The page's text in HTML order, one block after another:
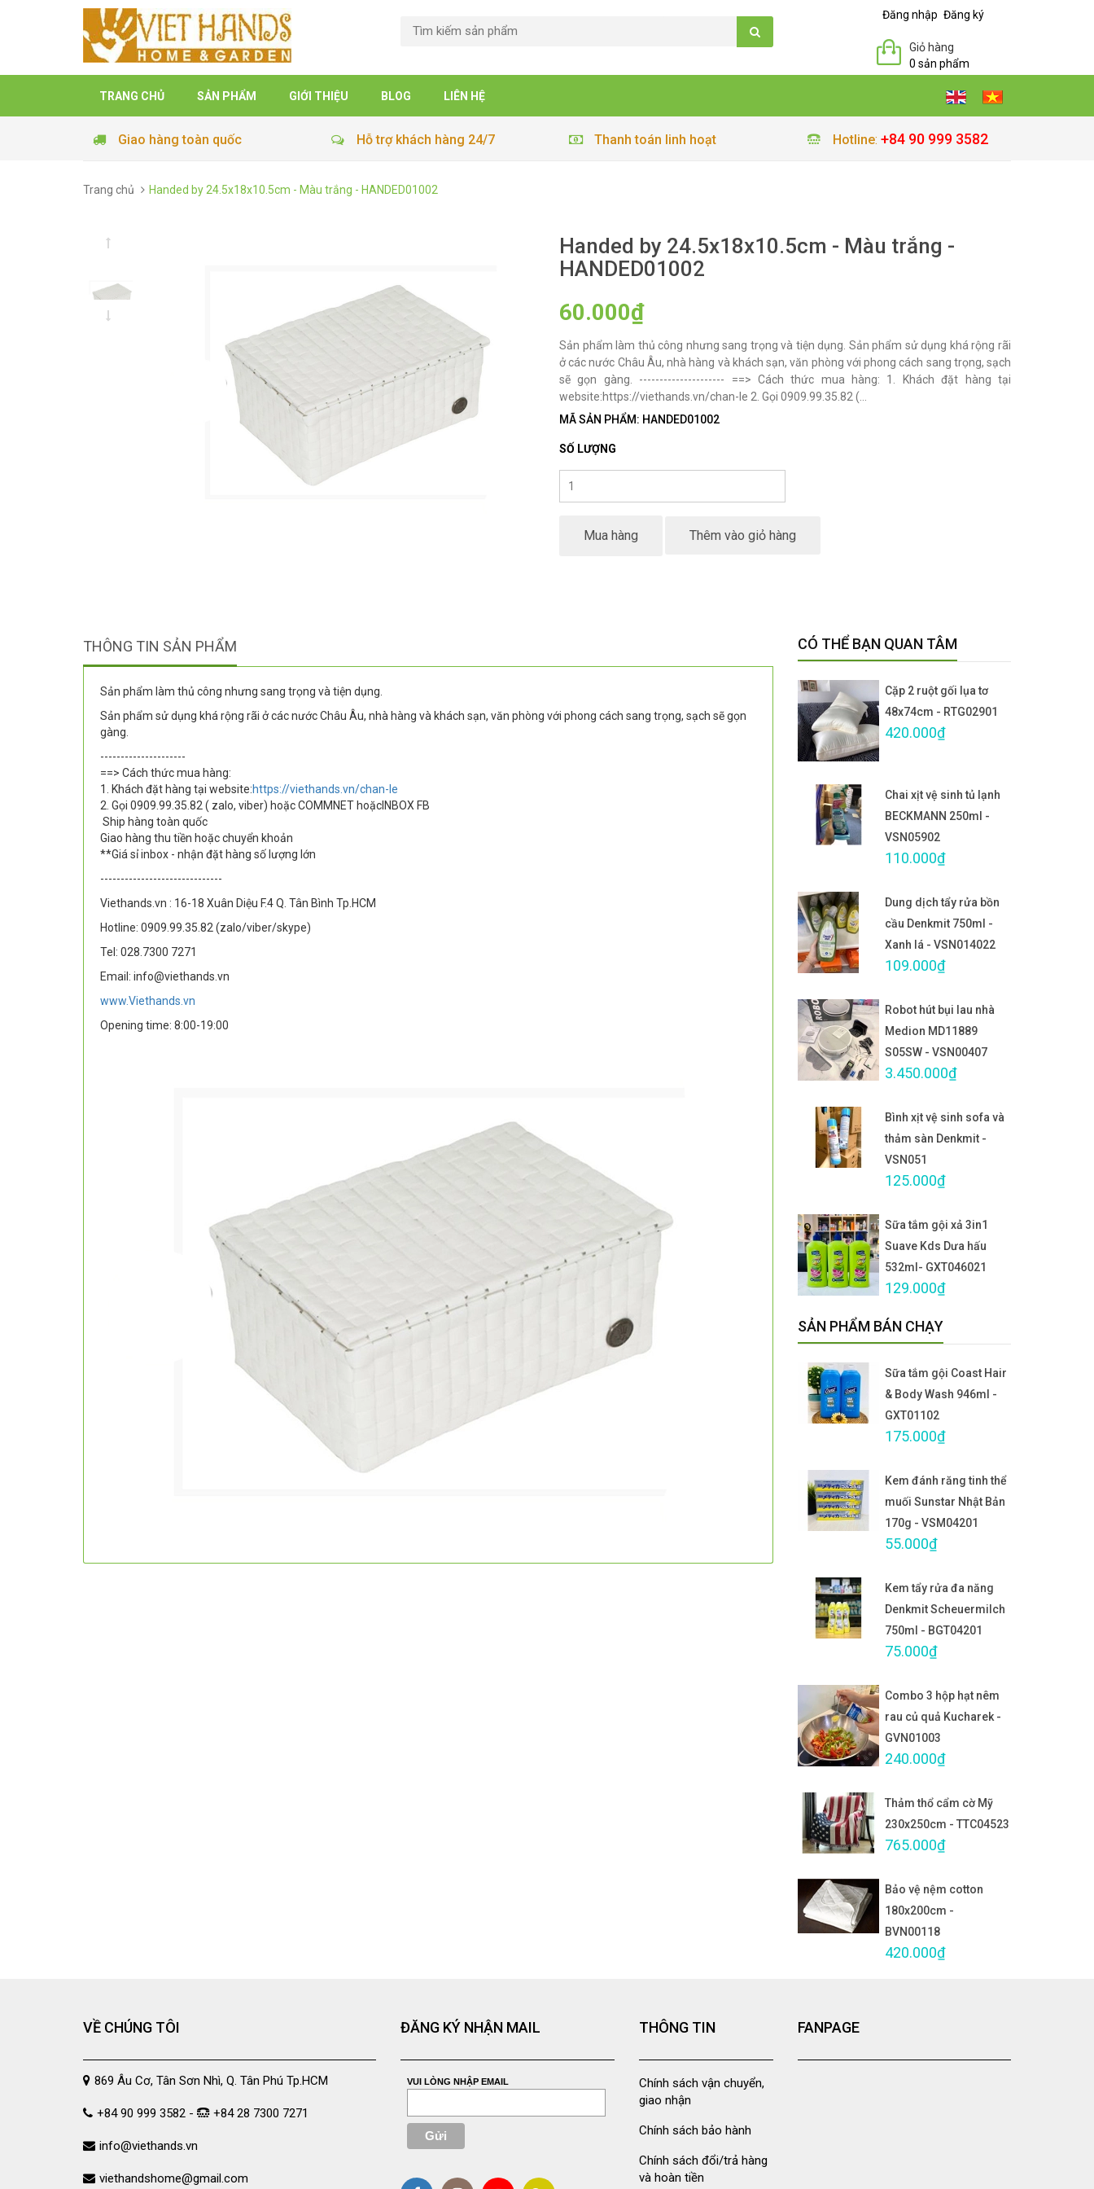
Đăng nhập Đăng ký
Giỏ hàng
0 sản phẩm
TRANG CHỦ SẢN PHẨM GIỚI THIỆU BLOG LIÊN HỆ
Giao hàng toàn quốc Hỗ trợ khách hàng 24/7 Thanh toán linh hoạt Hotline: +84 90 999 3582
Trang chủ Handed by 24.5x18x10.5cm - Màu trắng - HANDED01002
Handed by 24.5x18x10.5cm - Màu trắng -
HANDED01002
60.000₫
Sản phẩm làm thủ công nhưng sang trọng và tiện dụng. Sản phẩm sử dụng khá rộng rãi
ở các nước Châu Âu, nhà hàng và khách sạn, văn phòng với phong cách sang trọng, sạch
sẽ gọn gàng. --------------------- ==> Cách thức mua hàng: 1. Khách đặt hàng tại
website:https://viethands.vn/chan-le 2. Gọi 0909.99.35.82 (...
MÃ SẢN PHẨM: HANDED01002
SỐ LƯỢNG
Mua hàng Thêm vào giỏ hàng
THÔNG TIN SẢN PHẨM
Sản phẩm làm thủ công nhưng sang trọng và tiện dụng.
Sản phẩm sử dụng khá rộng rãi ở các nước Châu Âu, nhà hàng và khách sạn, văn phòng với phong cách sang trọng, sạch sẽ gọn
gàng.
---------------------
==> Cách thức mua hàng:
1. Khách đặt hàng tại website:https://viethands.vn/chan-le
2. Gọi 0909.99.35.82 ( zalo, viber) hoặc COMMNET hoặcINBOX FB
Ship hàng toàn quốc
Giao hàng thu tiền hoặc chuyển khoản
**Giá sỉ inbox - nhận đặt hàng số lượng lớn
------------------------------
Viethands.vn : 16-18 Xuân Diệu F.4 Q. Tân Bình Tp.HCM
Hotline: 0909.99.35.82 (zalo/viber/skype)
Tel: 028.7300 7271
Email: info@viethands.vn
www.Viethands.vn
Opening time: 8:00-19:00
CÓ THỂ BẠN QUAN TÂM
Cặp 2 ruột gối lụa tơ
48x74cm - RTG02901
420.000₫
Chai xịt vệ sinh tủ lạnh
BECKMANN 250ml -
VSN05902
110.000₫
Dung dịch tẩy rửa bồn
cầu Denkmit 750ml -
Xanh lá - VSN014022
109.000₫
Robot hút bụi lau nhà
Medion MD11889
S05SW - VSN00407
3.450.000₫
Bình xịt vệ sinh sofa và
thảm sàn Denkmit -
VSN051
125.000₫
Sữa tắm gội xả 3in1
Suave Kds Dưa hấu
532ml- GXT046021
129.000₫
SẢN PHẨM BÁN CHẠY
Sữa tắm gội Coast Hair
& Body Wash 946ml -
GXT01102
175.000₫
Kem đánh răng tinh thể
muối Sunstar Nhật Bản
170g - VSM04201
55.000₫
Kem tẩy rửa đa năng
Denkmit Scheuermilch
750ml - BGT04201
75.000₫
Combo 3 hộp hạt nêm
rau củ quả Kucharek -
GVN01003
240.000₫
Thảm thổ cẩm cờ Mỹ
230x250cm - TTC04523
765.000₫
Bảo vệ nệm cotton
180x200cm -
BVN00118
420.000₫
VỀ CHÚNG TÔI
869 Âu Cơ, Tân Sơn Nhì, Q. Tân Phú Tp.HCM
+84 90 999 3582 - +84 28 7300 7271
info@viethands.vn
viethandshome@gmail.com
ĐĂNG KÝ NHẬN MAIL
VUI LÒNG NHẬP EMAIL
THÔNG TIN
Chính sách vận chuyển,
giao nhận
Chính sách bảo hành
Chính sách đổi/trả hàng
và hoàn tiền
FANPAGE